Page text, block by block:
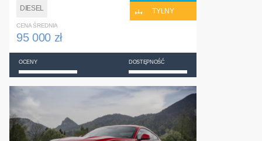
DIESEL
TYLNY
CENA ŚREDNIA
95 000 zł
OCENY DOSTĘPNOŚĆ